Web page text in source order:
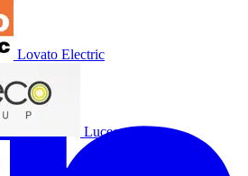
Lovato Electric
Luceco Group